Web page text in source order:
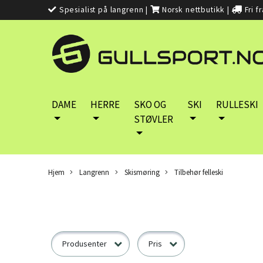
Spesialist på langrenn | Norsk nettbutikk | Fri
DAME HERRE
SKO OG
STØVLER
SKI RULLESKI
Hjem Langrenn Skismøring Tilbehør felleski
Produsenter Pris